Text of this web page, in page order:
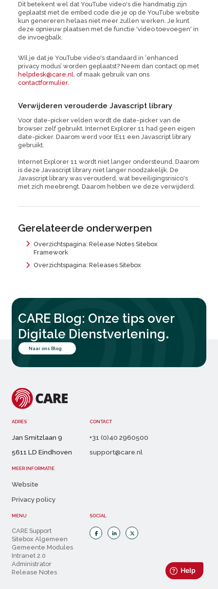
Dit betekent wel dat YouTube video's die handmatig zijn
geplaatst met de embed code die je op de YouTube website
kun genereren helaas niet meer zullen werken. Je kunt
deze opnieuw plaatsen met de functie 'video toevoegen' in
de invoegbalk.
Wil je dat je YouTube video's standaard in ‘enhanced
privacy modus’ worden geplaatst? Neem dan contact op met
helpdesk@care.nl, of maak gebruik van ons
contactformulier.
Verwijderen verouderde Javascript library
Voor date-picker velden wordt de date-picker van de
browser zelf gebruikt. Internet Explorer 11 had geen eigen
date-picker. Daarom werd voor IE11 een Javascript library
gebruikt.
Internet Explorer 11 wordt niet langer ondersteund. Daarom
is deze Javascript library niet langer noodzakelijk. De
Javascript library was verouderd, wat beveiligingsrisico's
met zich meebrengt. Daarom hebben we deze verwijderd.
Gerelateerde onderwerpen
Overzichtspagina: Release Notes Sitebox
Framework
Overzichtspagina: Releases Sitebox
CARE Blog: Onze tips over
Digitale Dienstverlening.
Naar ons Blog
ADRES
Jan Smitzlaan 9
5611 LD Eindhoven
CONTACT
+31 (0)40 2960500
support@care.nl
MEER INFORMATIE
Website
Privacy policy
MENU
CARE Support
Sitebox Algemeen
Gemeente Modules
Intranet 2.0
Administrator
Release Notes
SOCIAL